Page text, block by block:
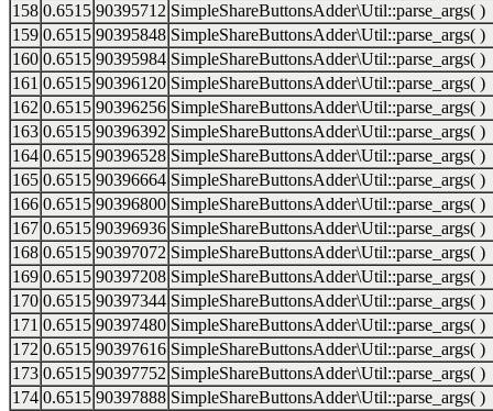
158 0.6515 90395712 SimpleShareButtonsAdder\Util::parse_args( )
159 0.6515 90395848 SimpleShareButtonsAdder\Util::parse_args( )
160 0.6515 90395984 SimpleShareButtonsAdder\Util::parse_args( )
161 0.6515 90396120 SimpleShareButtonsAdder\Util::parse_args( )
162 0.6515 90396256 SimpleShareButtonsAdder\Util::parse_args( )
163 0.6515 90396392 SimpleShareButtonsAdder\Util::parse_args( )
164 0.6515 90396528 SimpleShareButtonsAdder\Util::parse_args( )
165 0.6515 90396664 SimpleShareButtonsAdder\Util::parse_args( )
166 0.6515 90396800 SimpleShareButtonsAdder\Util::parse_args( )
167 0.6515 90396936 SimpleShareButtonsAdder\Util::parse_args( )
168 0.6515 90397072 SimpleShareButtonsAdder\Util::parse_args( )
169 0.6515 90397208 SimpleShareButtonsAdder\Util::parse_args( )
170 0.6515 90397344 SimpleShareButtonsAdder\Util::parse_args( )
171 0.6515 90397480 SimpleShareButtonsAdder\Util::parse_args( )
172 0.6515 90397616 SimpleShareButtonsAdder\Util::parse_args( )
173 0.6515 90397752 SimpleShareButtonsAdder\Util::parse_args( )
174 0.6515 90397888 SimpleShareButtonsAdder\Util::parse_args( )